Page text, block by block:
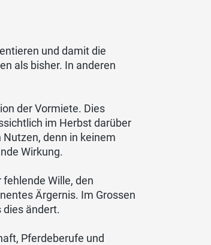
und damit die
als bisher. In anderen
der Vormiete. Dies
im Herbst darüber
denn in keinem
Wirkung.
Wille, den
Ärgernis. Im Grossen
dies ändert.
Pferdeberufe und